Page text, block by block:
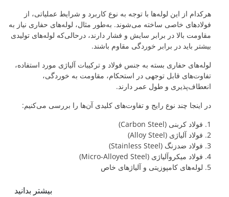
هرکدام از این لوله‌ها با توجه به نوع کاربرد و شرایط عملیاتی، از
فولادهای خاصی ساخته می‌شوند. به‌طور مثال، لوله‌های حفاری نیاز به
مقاومت بالا در برابر سایش و فشار دارند، درحالی‌که لوله‌های تولیدی
بیشتر باید در برابر خوردگی مقاوم باشند.
لوله‌های حفاری بسته به جنس فولاد و ترکیبات آلیاژی مورد استفاده،
تفاوت‌های قابل توجهی در استحکام، مقاومت به خوردگی،
انعطاف‌پذیری و طول عمر دارند.
در اینجا چند نوع رایج و تفاوت‌های کلیدی آن‌ها را بررسی می‌کنیم:
1. فولاد کربنی (Carbon Steel)
2. فولاد آلیاژی (Alloy Steel)
3. فولاد ضدزنگ (Stainless Steel)
4. فولاد میکروآلیاژی (Micro-Alloyed Steel)
5. لوله‌های کامپوزیتی و آلیاژهای خاص
بیشتر بدانید